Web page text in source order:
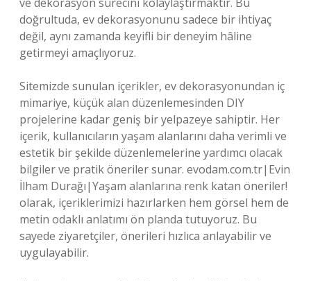
doğrultuda, ev dekorasyonunu sadece bir ihtiyaç
değil, aynı zamanda keyifli bir deneyim hâline
getirmeyi amaçlıyoruz.
Sitemizde sunulan içerikler, ev dekorasyonundan iç
mimariye, küçük alan düzenlemesinden DIY
projelerine kadar geniş bir yelpazeye sahiptir. Her
içerik, kullanıcıların yaşam alanlarını daha verimli ve
estetik bir şekilde düzenlemelerine yardımcı olacak
bilgiler ve pratik öneriler sunar. evodam.com.tr|Evin
İlham Durağı|Yaşam alanlarına renk katan öneriler!
olarak, içeriklerimizi hazırlarken hem görsel hem de
metin odaklı anlatımı ön planda tutuyoruz. Bu
sayede ziyaretçiler, önerileri hızlıca anlayabilir ve
uygulayabilir.